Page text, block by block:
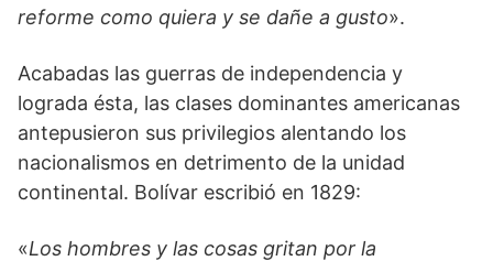
reforme como quiera y se dañe a gusto».
Acabadas las guerras de independencia y
lograda ésta, las clases dominantes americanas
antepusieron sus privilegios alentando los
nacionalismos en detrimento de la unidad
continental. Bolívar escribió en 1829:
«Los hombres y las cosas gritan por la